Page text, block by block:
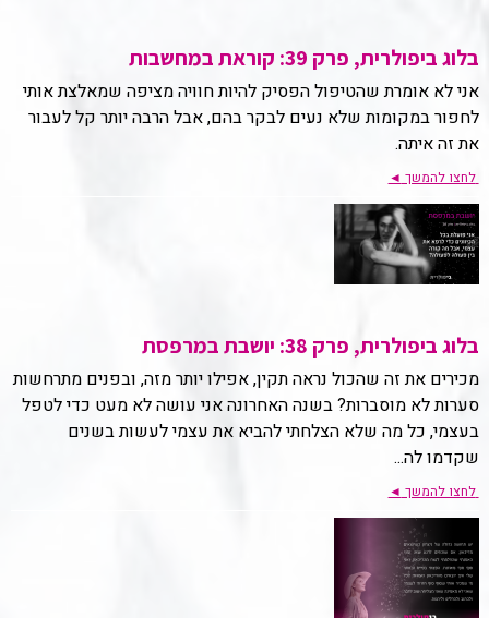
בלוג ביפולרית, פרק 39: קוראת במחשבות
אני לא אומרת שהטיפול הפסיק להיות חוויה מציפה שמאלצת אותי
לחפור במקומות שלא נעים לבקר בהם, אבל הרבה יותר קל לעבור
את זה איתה.
לחצו להמשך ◄
בלוג ביפולרית, פרק 38: יושבת במרפסת
מכירים את זה שהכול נראה תקין, אפילו יותר מזה, ובפנים מתרחשות
סערות לא מוסברות? בשנה האחרונה אני עושה לא מעט כדי לטפל
בעצמי, כל מה שלא הצלחתי להביא את עצמי לעשות בשנים
שקדמו לה...
לחצו להמשך ◄